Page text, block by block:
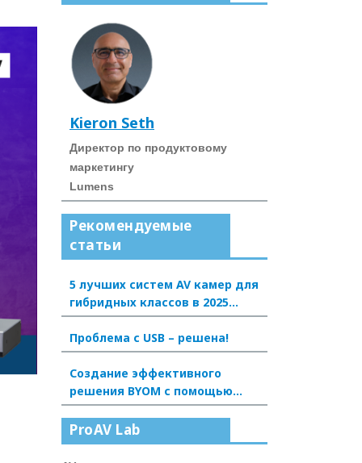
Kieron Seth
Директор по продуктовому
маркетингу
Lumens
Рекомендуемые
статьи
5 лучших систем AV камер для
гибридных классов в 2025
году
Проблема с USB – решена!
Создание эффективного
решения BYOM с помощью
Dante AV-H: новый опыт для
конференц-залов и аудиторий
ProAV Lab